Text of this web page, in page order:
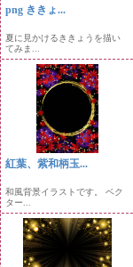
png ききょ...
夏に見かけるききょうを描い
てみま...
紅葉、紫和柄玉...
和風背景イラストです。 ベク
ター...